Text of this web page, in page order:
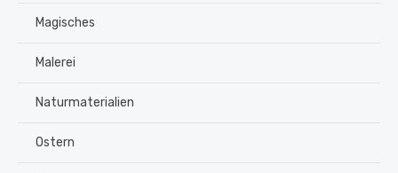
Magisches
Malerei
Naturmaterialien
Ostern